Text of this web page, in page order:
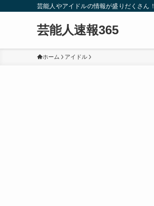
芸能人やアイドルの情報が盛りだくさん！
芸能人速報365
ホーム アイドル